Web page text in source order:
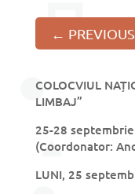
← PREVIOUS
COLOCVIUL
LIMBAJ”
25-28
(Coordonator:
LUNI, 25